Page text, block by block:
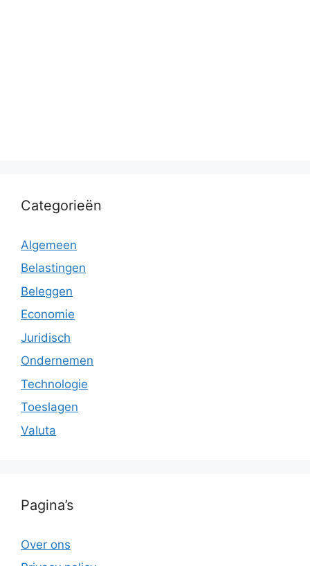
Categorieën
Algemeen
Belastingen
Beleggen
Economie
Juridisch
Ondernemen
Technologie
Toeslagen
Valuta
Pagina’s
Over ons